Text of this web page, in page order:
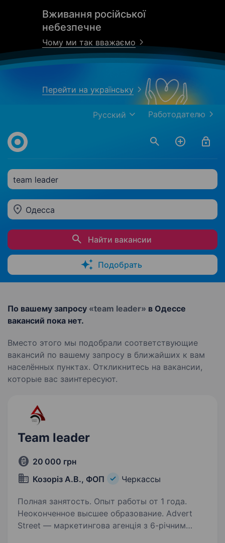
Вживання російської
небезпечне
Чому ми так вважаємо
Перейти на українську
Работодателю
Русский
team leader
Одесса
Найти вакансии
Подобрать
По вашему запросу «team leader» в Одессе
вакансий пока нет.
Вместо этого мы подобрали соответствующие
вакансий по вашему запросу в ближайших к вам
населённых пунктах. Откликнитесь на вакансии,
которые вас заинтересуют.
Team leader
20 000 грн
Козоріз А.В., ФОП
Черкассы
Полная занятость. Опыт работы от 1 года.
Неоконченное высшее образование. Advert
Street — маркетингова агенція з 6-річним